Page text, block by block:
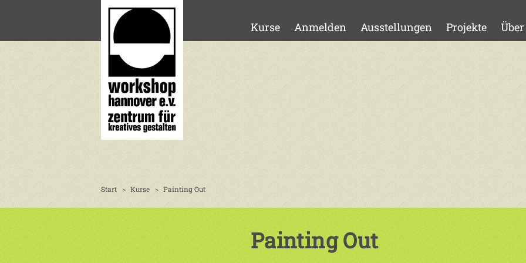
Kurse Anmelden Ausstellungen Projekte
Start Kurse Painting Out
Painting Out